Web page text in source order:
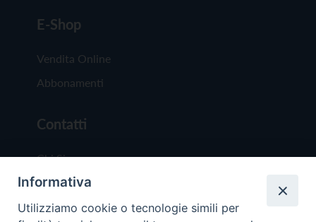
E-Shop
Vendita Online
Abbonamenti
Contatti
Chi Siamo
Redazione
Scrivici
Informativa
Utilizziamo cookie o tecnologie simili per